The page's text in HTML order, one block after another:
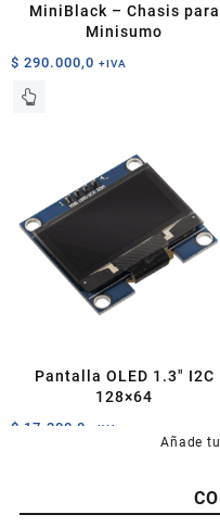
MiniBlack – Chasis para
Minisumo
$ 290.000,0 +IVA
Este
opciones
pueden
Pantalla OLED 1.3″ I2C
128×64
$ 17.300,0 +IVA
Añade